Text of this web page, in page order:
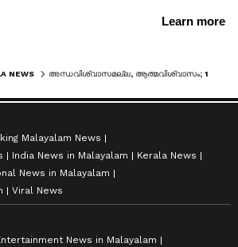
NEWS
Malayalam News
India News in Malayalam
Kerala News
News in Malayalam
Viral News
News in Malayalam